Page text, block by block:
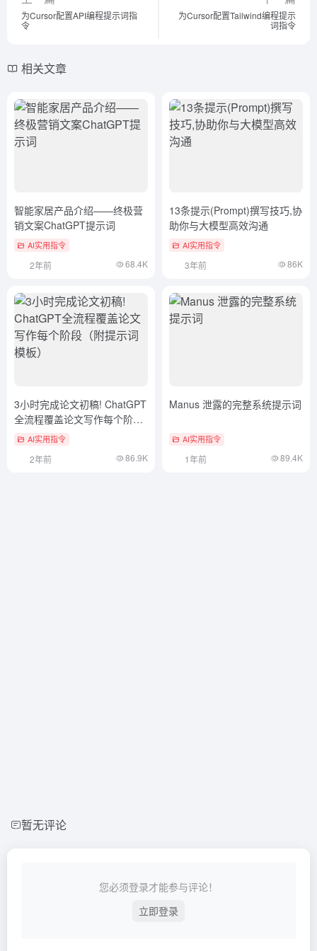
为Cursor配置API编程提示词指
令
为Cursor配置Tailwind编程提示
词指令
相关文章
智能家居产品介绍——终极营
销文案ChatGPT提示词
AI实用指令
2年前 68.4K
13条提示(Prompt)撰写技巧,协
助你与大模型高效沟通
AI实用指令
3年前 86K
3小时完成论文初稿! ChatGPT
全流程覆盖论文写作每个阶段
（附提示词模板）
AI实用指令
2年前 86.9K
Manus 泄露的完整系统提示词
AI实用指令
1年前 89.4K
暂无评论
您必须登录才能参与评论！
立即登录